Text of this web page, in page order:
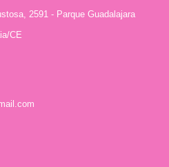
2591 - Parque Guadalajara
CE